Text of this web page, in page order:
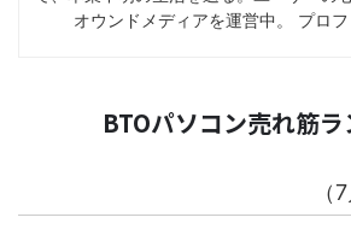
オウンドメディアを運営中。 プロ
BTOパソコン売れ筋
（